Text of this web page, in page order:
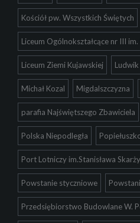
Kościół pw. Wszystkich Świętych
Liceum Ogólnokształcące nr III
Liceum Ziemi Kujawskiej
Michał Kozal Migdalszczyzna
parafia Najświętszego Zbawiciela
Polska Niepodległa
Port Lotniczy im.Stanisława
Powstanie styczniowe
Przedsiębiorstwo Budowlane W.